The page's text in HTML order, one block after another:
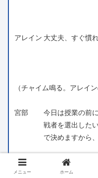
アレイン 大丈夫、すぐ慣
（チャイム鳴る。アレイ
宮部
今日は授業の前
戦者を選出した
で決めますから
メニュー ホーム